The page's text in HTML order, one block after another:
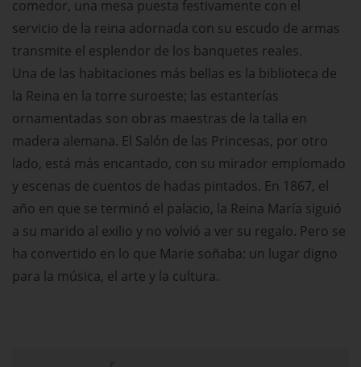
comedor, una mesa puesta festivamente con el
servicio de la reina adornada con su escudo de armas
transmite el esplendor de los banquetes reales.
Una de las habitaciones más bellas es la biblioteca de
la Reina en la torre suroeste; las estanterías
ornamentadas son obras maestras de la talla en
madera alemana. El Salón de las Princesas, por otro
lado, está más encantado, con su mirador emplomado
y escenas de cuentos de hadas pintados. En 1867, el
año en que se terminó el palacio, la Reina María siguió
a su marido al exilio y no volvió a ver su regalo. Pero se
ha convertido en lo que Marie soñaba: un lugar digno
para la música, el arte y la cultura.